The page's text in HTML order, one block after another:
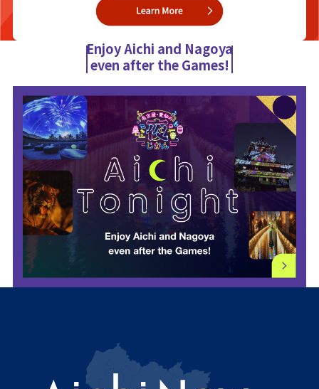
Enjoy Aichi and Nagoya
even after the Games!